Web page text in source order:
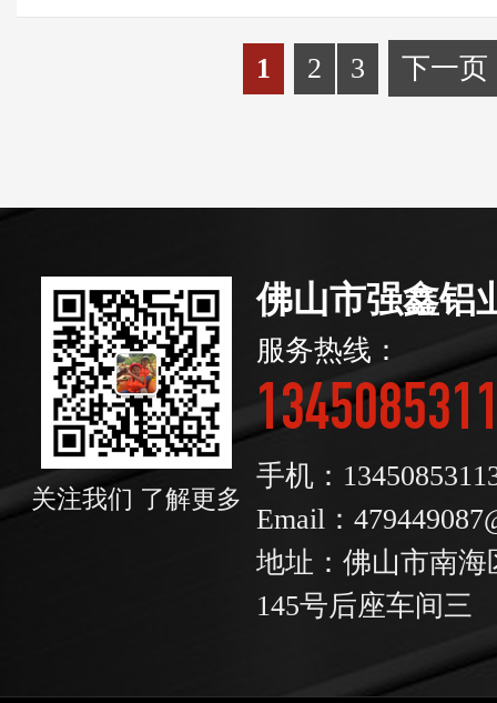
1 2 3 下一页
关注我们 了解更多
佛山市强鑫铝
服务热线：
手机：
Email：
地址：佛山市南
145号后座车间三